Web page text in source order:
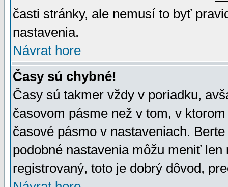
časti stránky, ale nemusí to byť
nastavenia.
Návrat hore
Časy sú chybné!
Časy sú takmer vždy v poriadku,
časovom pásme než v tom, v
časové pásmo v nastaveniach.
podobné nastavenia môžu meniť
registrovaný, toto je dobrý dôvod,